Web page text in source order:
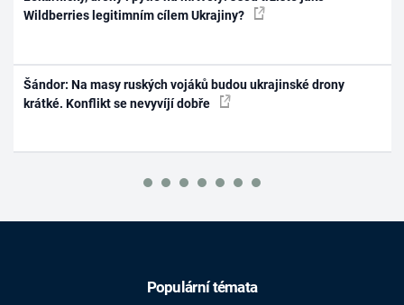
Wildberries legitimním cílem Ukrajiny?
Šándor: Na masy ruských vojáků budou ukrajinské drony
krátké. Konflikt se nevyvíjí dobře
Populární témata